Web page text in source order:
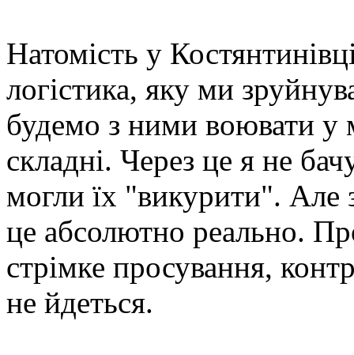
Натомість у
логістика, яку ми
будемо з ними воювати у
складні. Через це я не
могли їх "викурити". Але
це абсолютно реально.
стрімке просування,
не йдеться.